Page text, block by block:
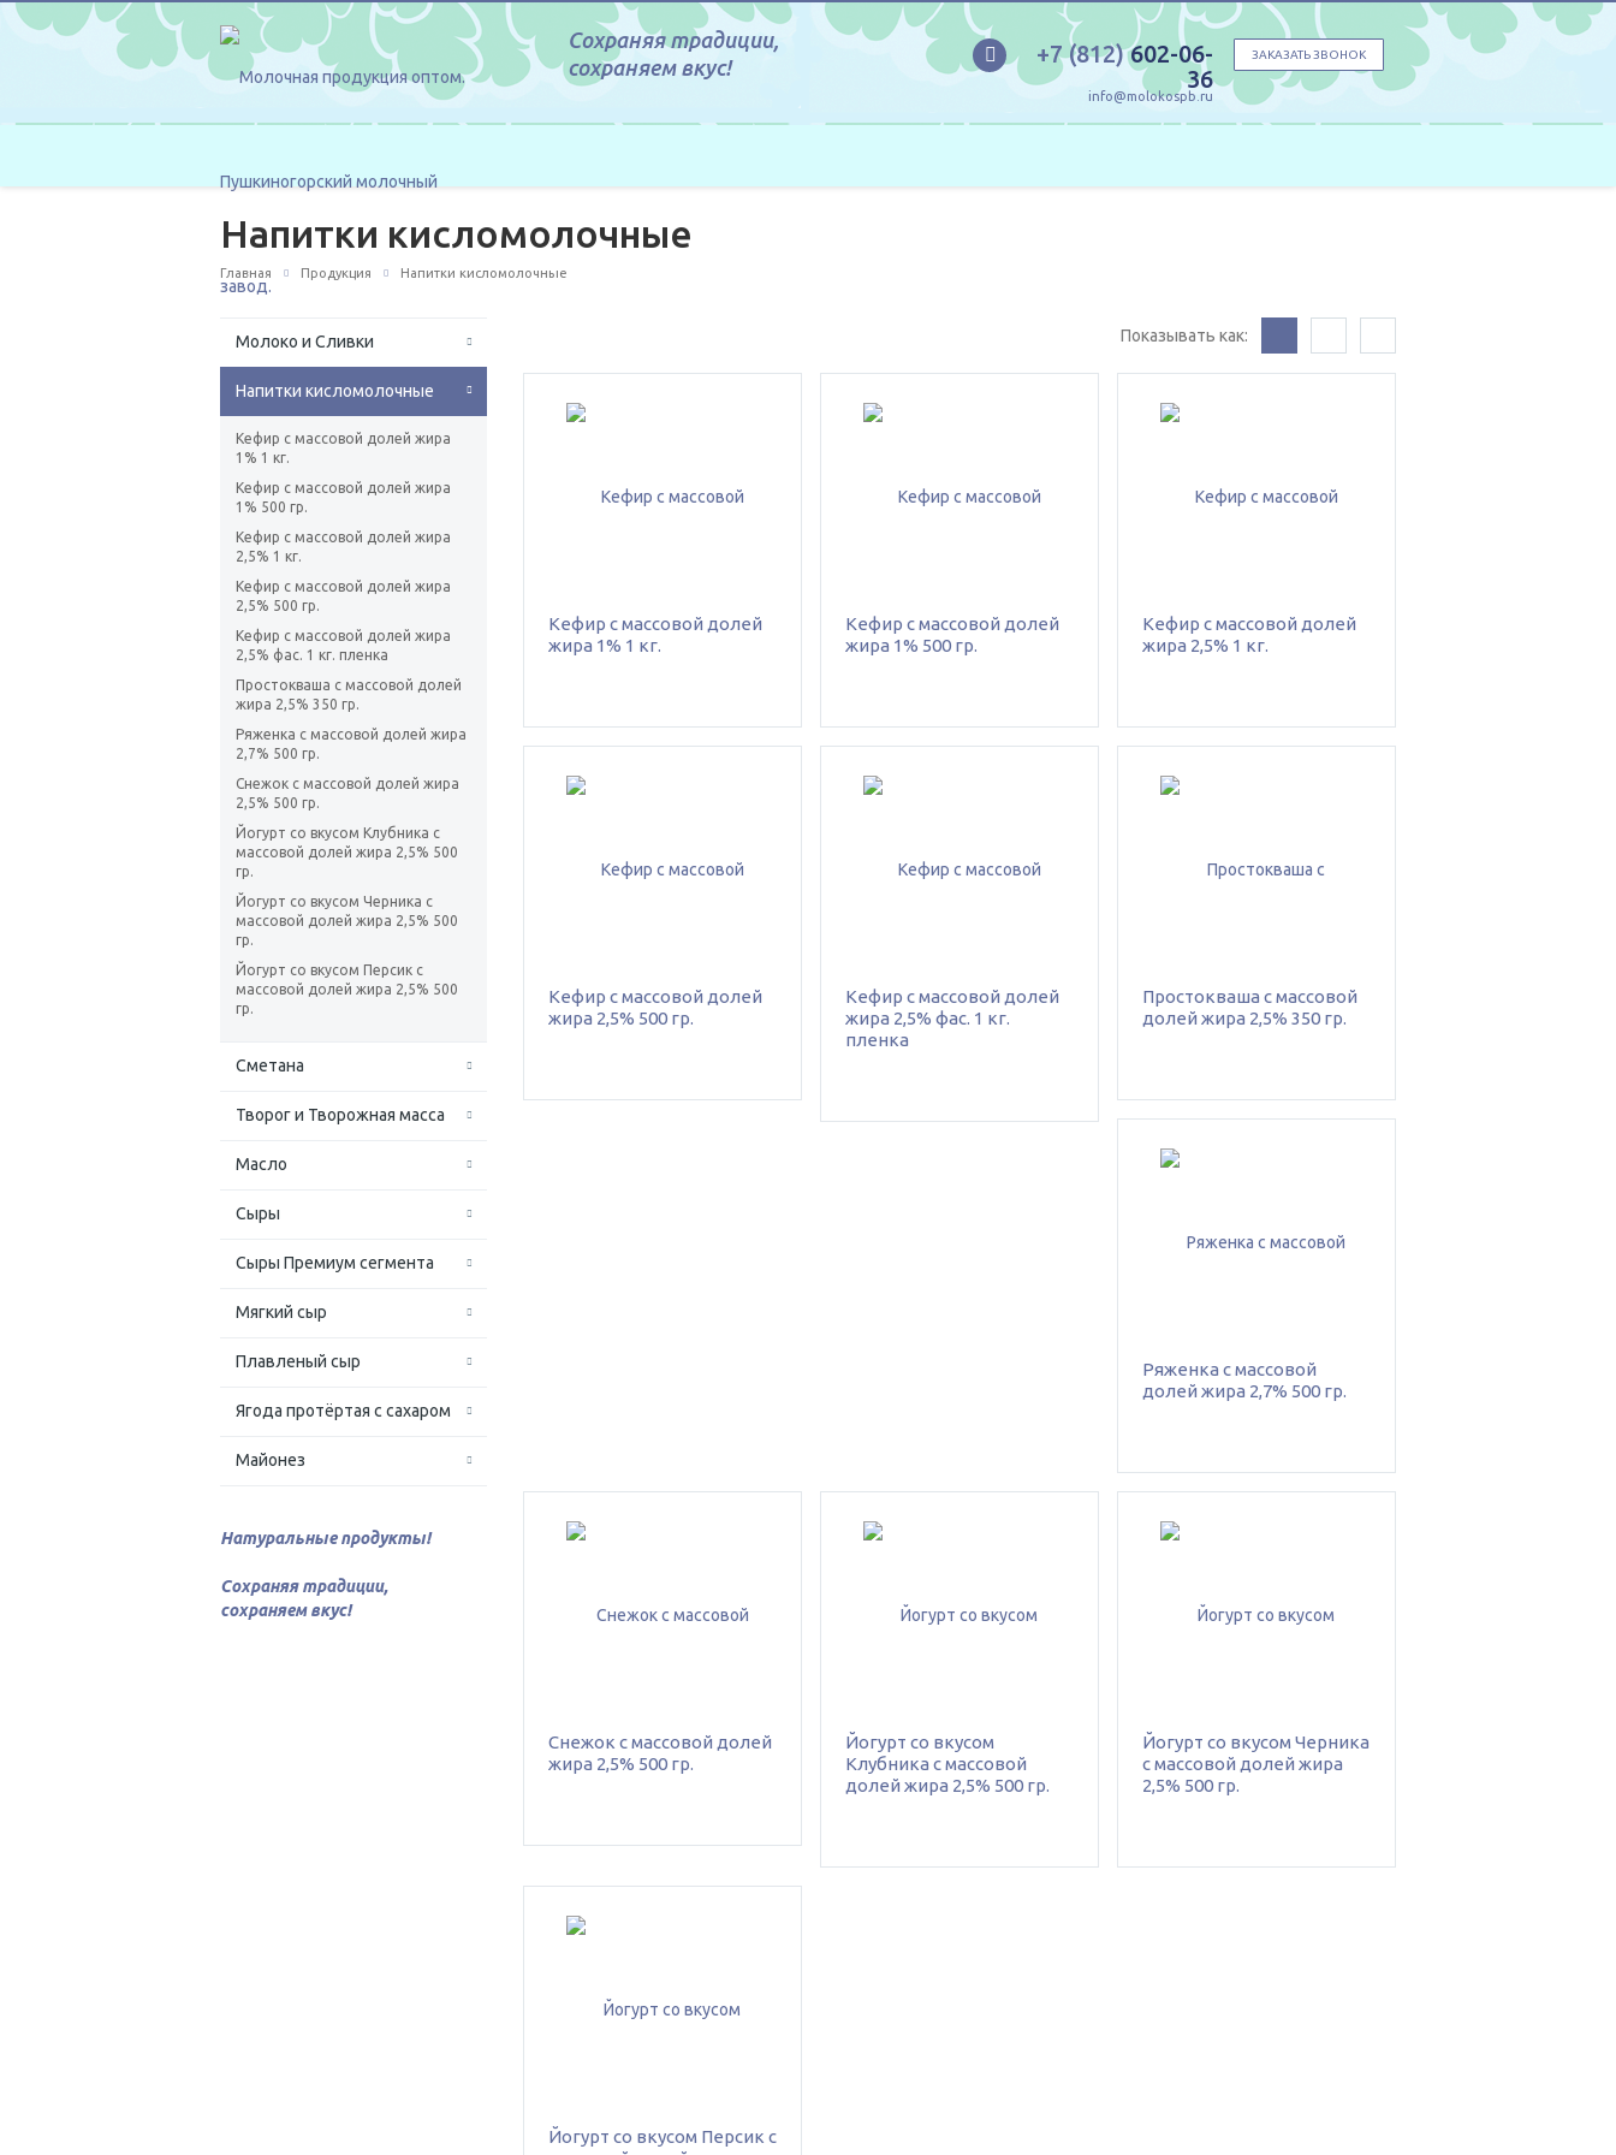
Сохраняя традиции,
сохраняем вкус!
ЗАКАЗАТЬ ЗВОНОК
+7 (812)602-06-
36
info@molokospb.ru
Hапитки кисломолочные
Главная Продукция Hапитки кисломолочные
Молоко и Сливки
Hапитки кисломолочные
Кефир с массовой долей жира
1% 1 кг.
Кефир с массовой долей жира
1% 500 гр.
Кефир с массовой долей жира
2,5% 1 кг.
Кефир с массовой долей жира
2,5% 500 гр.
Кефир с массовой долей жира
2,5% фас. 1 кг. пленка
Простокваша с массовой долей
жира 2,5% 350 гр.
Ряженка с массовой долей жира
2,7% 500 гр.
Снежок с массовой долей жира
2,5% 500 гр.
Йогурт со вкусом Клубника с
массовой долей жира 2,5% 500
гр.
Йогурт со вкусом Черника с
массовой долей жира 2,5% 500
гр.
Йогурт со вкусом Персик с
массовой долей жира 2,5% 500
гр.
Сметана
Творог и Творожная масса
Масло
Сыры
Сыры Премиум сегмента
Мягкий сыр
Плавленый сыр
Ягода протёртая с сахаром
Майонез
Натуральные продукты!
Сохраняя традиции,
сохраняем вкус!
Показывать как:
Кефир с массовой долей
жира 1% 1 кг.
Кефир с массовой долей
жира 1% 500 гр.
Кефир с массовой долей
жира 2,5% 1 кг.
Кефир с массовой долей
жира 2,5% 500 гр.
Кефир с массовой долей
жира 2,5% фас. 1 кг.
пленка
Простокваша с массовой
долей жира 2,5% 350 гр.
Ряженка с массовой
долей жира 2,7% 500 гр.
Снежок с массовой долей
жира 2,5% 500 гр.
Йогурт со вкусом
Клубника с массовой
долей жира 2,5% 500 гр.
Йогурт со вкусом Черника
с массовой долей жира
2,5% 500 гр.
Йогурт со вкусом Персик с